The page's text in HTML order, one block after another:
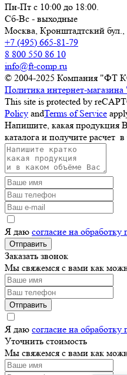
Пн-Пт с 10:00 до 18:00.
Сб-Вс - выходные
Москва, Кронштадтский бул.,
+7 (495) 665-81-79
8 800 550 86 10
info@ft-comp.ru
© 2004-2025 Компания
Политика интернет-
This site is protected by
Policy andTerms of Service
Напишите, какая продукция
каталога и получите расчет в
Я даю согласие на
Отправить
Заказать звонок
Мы свяжемся с вами как
Отправить
Я даю согласие на
Уточнить стоимость
Мы свяжемся с вами как